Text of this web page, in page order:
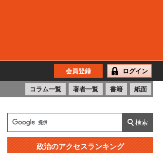
会員登録 ログイン
コラム一覧 著者一覧 書籍 紙面
政治のアクセスランキング